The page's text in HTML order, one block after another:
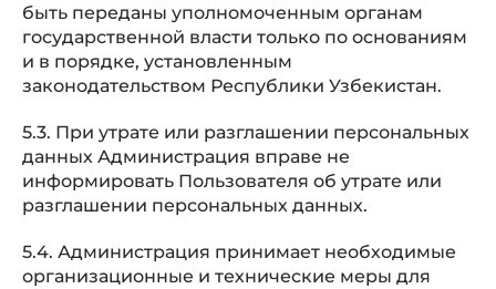
быть переданы уполномоченным органам
государственной власти только по основаниям
и в порядке, установленным
законодательством Республики Узбекистан.
5.3. При утрате или разглашении персональных
данных Администрация вправе не
информировать Пользователя об утрате или
разглашении персональных данных.
5.4. Администрация принимает необходимые
организационные и технические меры для